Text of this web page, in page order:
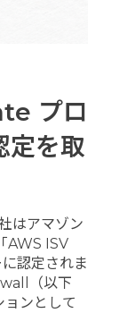
プロ
定を取
はアマゾン
AWS ISV
認定されま
（以下
ンとして